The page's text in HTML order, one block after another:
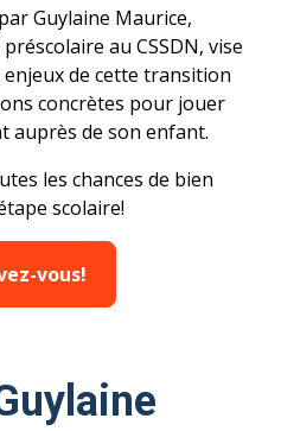
Guylaine Maurice,
au CSSDN, vise
de cette transition
concrètes pour jouer
auprès de son enfant.
les chances de bien
scolaire!
vous!